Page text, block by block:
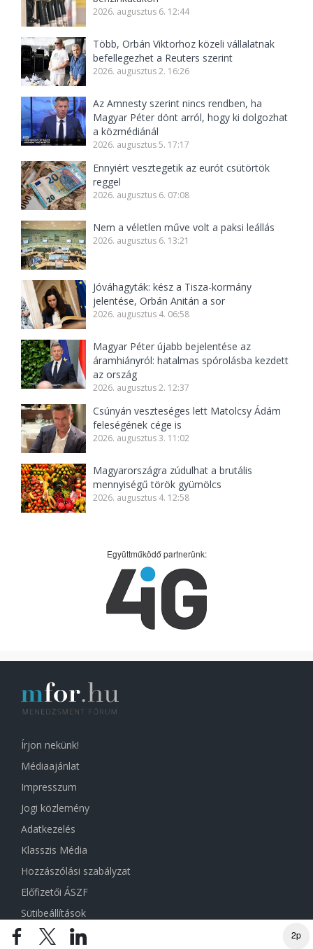
2p
2026. augusztus 6. 12:44
Több, Orbán Viktorhoz közeli vállalatnak
befellegezhet a Reuters szerint
2026. augusztus 2. 16:26
Az Amnesty szerint nincs rendben, ha
Magyar Péter dönt arról, hogy ki dolgozhat
a közmédiánál
2026. augusztus 5. 17:17
Ennyiért vesztegetik az eurót csütörtök
reggel
2026. augusztus 6. 07:08
Nem a véletlen műve volt a paksi leállás
2026. augusztus 6. 13:21
Jóváhagyták: kész a Tisza-kormány
jelentése, Orbán Anitán a sor
2026. augusztus 4. 06:58
Magyar Péter újabb bejelentése az
áramhiányról: hatalmas spórolásba kezdett
az ország
2026. augusztus 2. 12:37
Csúnyán veszteséges lett Matolcsy Ádám
feleségének cége is
2026. augusztus 3. 11:02
Magyarországra zúdulhat a brutális
mennyiségű török gyümölcs
2026. augusztus 4. 12:58
Együttműködő partnerünk:
Írjon nekünk!
Médiaajánlat
Impresszum
Jogi közlemény
Adatkezelés
Klasszis Média
Hozzászólási szabályzat
Előfizetői ÁSZF
Sütibeállítások